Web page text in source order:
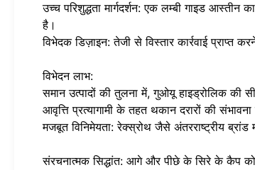
उच्च परिशुद्धता मार्गदर्शन: एक लम्बी गाइड
है।
विभेदक डिज़ाइन: तेजी से विस्तार कार्रवाई प्राप्त
विभेदन लाभ:
समान उत्पादों की तुलना में, गुओयू हाइड्रोलिक की
आवृत्ति प्रत्यागामी के तहत थकान दरारों की
मजबूत विनिमेयता: रेक्स्रोथ जैसे अंतरराष्ट्रीय
संरचनात्मक सिद्धांत: आगे और पीछे के सिरे के कैप